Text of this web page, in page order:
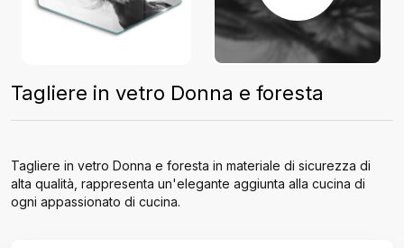
Tagliere in vetro Donna e foresta
Tagliere in vetro Donna e foresta in materiale di sicurezza di
alta qualità, rappresenta un'elegante aggiunta alla cucina di
ogni appassionato di cucina.